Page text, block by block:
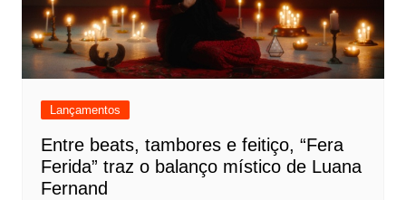
Lançamentos
Entre beats, tambores e feitiço, “Fera
Ferida” traz o balanço místico de Luana
Fernand